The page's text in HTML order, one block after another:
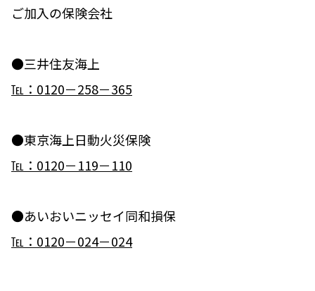
ご加入の保険会社
●三井住友海上
℡：0120－258－365
●東京海上日動火災保険
℡：0120－119－110
●あいおいニッセイ同和損保
℡：0120－024－024